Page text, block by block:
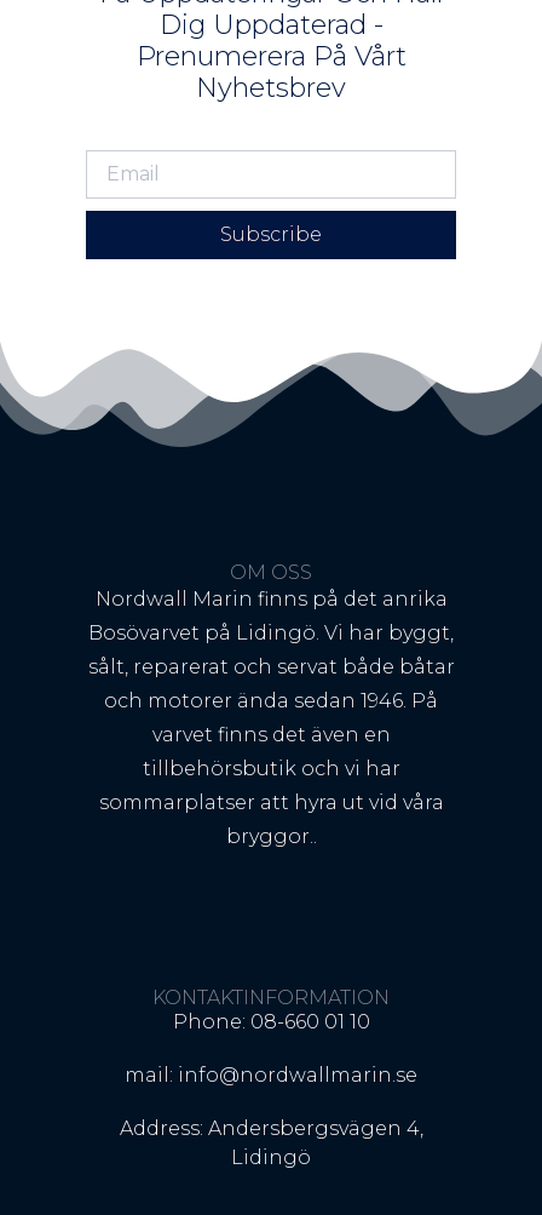
Dig Uppdaterad -
Prenumerera På Vårt
Nyhetsbrev
Subscribe
OM OSS
Nordwall Marin finns på det anrika
Bosövarvet på Lidingö. Vi har byggt,
sålt, reparerat och servat både båtar
och motorer ända sedan 1946. På
varvet finns det även en
tillbehörsbutik och vi har
sommarplatser att hyra ut vid våra
bryggor..
KONTAKTINFORMATION
Phone: 08-660 01 10
mail: info@nordwallmarin.se
Address: Andersbergsvägen 4,
Lidingö